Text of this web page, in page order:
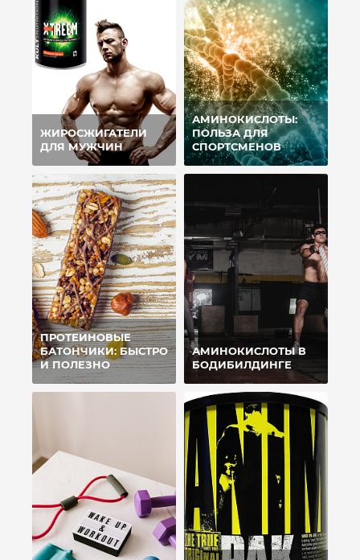
ЖИРОСЖИГАТЕЛИ
ДЛЯ МУЖЧИН
АМИНОКИСЛОТЫ:
ПОЛЬЗА ДЛЯ
СПОРТСМЕНОВ
ПРОТЕИНОВЫЕ
БАТОНЧИКИ: БЫСТРО
И ПОЛЕЗНО
АМИНОКИСЛОТЫ В
БОДИБИЛДИНГЕ